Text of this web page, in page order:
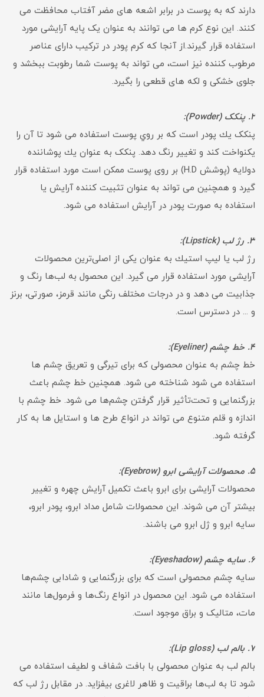
دارند که به پوست در برابر اشعه های مضر آفتاب محافظت می
کنند. این نوع کرم ها می توانند به عنوان یک پایه آرایشی مورد
استفاده قرار گیرند.از آنجا که کرم پودر در ترکیب دارای عناصر
مرطوب کننده نیز است، می تواند به پوست شما رطوبت ببخشد و
جلوی خشکی و لکه های قطعی را بگیرد.
2. پنکک (Powder):
پنكک يك پودر است كه بر روي پوست استفاده می شود تا آن را
يكنواخت كند و تغيير رنگ دهد. پنكک به عنوان يك پوشاننده
دولايه (پوشش H.D) بر روی پوست ممكن است مورد استفاده قرار
گيرد و همچنین می تواند به عنوان تثبيت كننده آرايش يا
استفاده به صورت پودر در آرايش استفاده می شود.
3. رژ لب (Lipstick):
رژ لب يا ليپ استيك به عنوان يكی از اصلی‌ترین محصولات
آرايشی مورد استفاده قرار می گيرد. اين محصول به لب‌ها رنگ و
جذابيت می دهد و در درجات مختلف رنگی مانند قرمز، صورتی، برنز
و ... در دسترس است.
4. خط چشم (Eyeliner):
خط چشم به عنوان محصولی که برای تیرگی و تعریق چشم ها
استفاده می شود شناخته می شود. همچنین خط چشم باعث
بزرگنمایی و تحت‌تأثیر قرار گرفتن چشم‌ها می شود. خط چشم با
اندازه و قلم متنوع می تواند در انواع طرح ها و استایل ها به کار
گرفته شود.
5. محصولات آرایشی ابرو (Eyebrow):
محصولات آرایشی برای ابرو باعث تکمیل آرایش چهره و تغییر
بیشتر آن می شوند. این محصولات شامل مداد ابرو، پودر ابرو،
سایه ابرو و ژل ابرو می باشند.
6. سایه چشم (Eyeshadow):
سایه چشم محصولی است که برای بزرگنمایی و شادابی چشم‌ها
استفاده می شود. این محصول در انواع رنگ‌ها و فرمول‌ها مانند
مات، متالیک و براق موجود است.
7. بالم لب (Lip gloss):
بالم لب به عنوان محصولی با بافت شفاف و لطیف استفاده می
شود تا به لب‌ها براقیت و ظاهر لاغری بیفزاید. در مقابل رژ لب که